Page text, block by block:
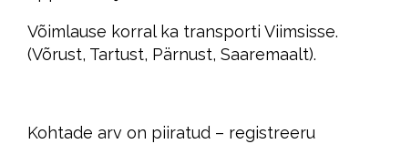
Võimlause korral ka transporti Viimsisse.
(Võrust, Tartust, Pärnust, Saaremaalt).
Kohtade arv on piiratud – registreeru